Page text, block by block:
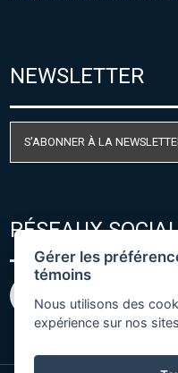
NEWSLETTER
S'ABONNER À LA
RÉSEAUX
Gérer les
témoins
Nous utilisons des
expérience sur nos